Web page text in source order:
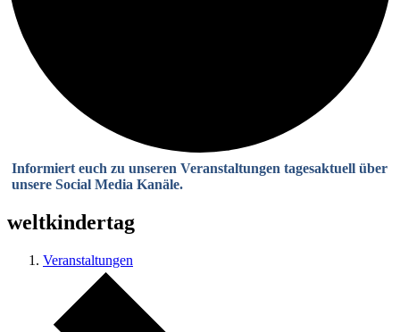
Informiert euch zu unseren Veranstaltungen tagesaktuell über
unsere Social Media Kanäle.
weltkindertag
Veranstaltungen